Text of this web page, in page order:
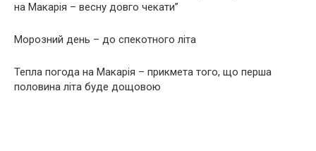
на Макарія – весну довго чекати”
Морозний день – до спекотного літа
Тепла погода на Макарія – прикмета того, що перша
половина літа буде дощовою